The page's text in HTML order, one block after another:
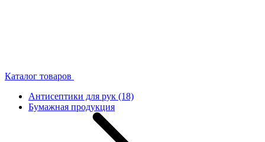
Каталог товаров
Антисептики для рук (18)
Бумажная продукция